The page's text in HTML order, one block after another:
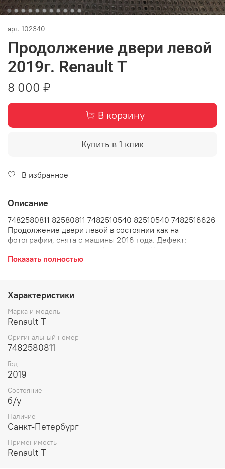
арт. 102340
Продолжение двери левой
2019г. Renault T
8 000 ₽
В корзину
Купить в 1 клик
В избранное
Описание
7482580811 82580811 7482510540 82510540 7482516626
Продолжение двери левой в состоянии как на
фотографии, снята с машины 2016 года. Дефект:
продолжение двери в сборе как на фотографии.
внутренней стороны, наружняя часть.
Показать полностью
Характеристики
Марка и модель
Renault T
Оригинальный номер
7482580811
Год
2019
Состояние
б/у
Наличие
Санкт-Петербург
Применимость
Renault T